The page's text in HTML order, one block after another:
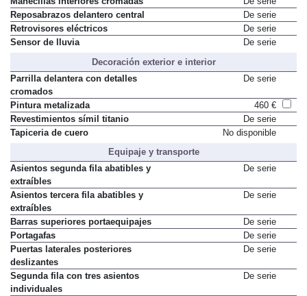
Reposabrazos delantero central
De serie
Retrovisores eléctricos
De serie
Sensor de lluvia
De serie
Decoración exterior e interior
Parrilla delantera con detalles
cromados
De serie
Pintura metalizada
460 €
Revestimientos símil titanio
De serie
Tapiceria de cuero
No disponible
Equipaje y transporte
Asientos segunda fila abatibles y
extraíbles
De serie
Asientos tercera fila abatibles y
extraíbles
De serie
Barras superiores portaequipajes
De serie
Portagafas
De serie
Puertas laterales posteriores
deslizantes
De serie
Segunda fila con tres asientos
individuales
De serie